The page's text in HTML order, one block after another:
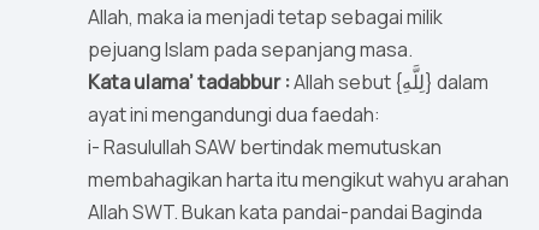
Allah, maka ia menjadi tetap sebagai milik
pejuang Islam pada sepanjang masa.
Kata ulama’ tadabbur :Allah sebut {لِلَّهِ} dalam
ayat ini mengandungi dua faedah:
i- Rasulullah SAW bertindak memutuskan
membahagikan harta itu mengikut wahyu arahan
Allah SWT. Bukan kata pandai-pandai Baginda